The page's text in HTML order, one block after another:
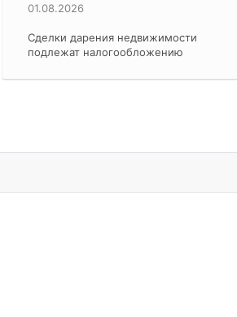
01.08.2026
Сделки дарения недвижимости
подлежат налогообложению